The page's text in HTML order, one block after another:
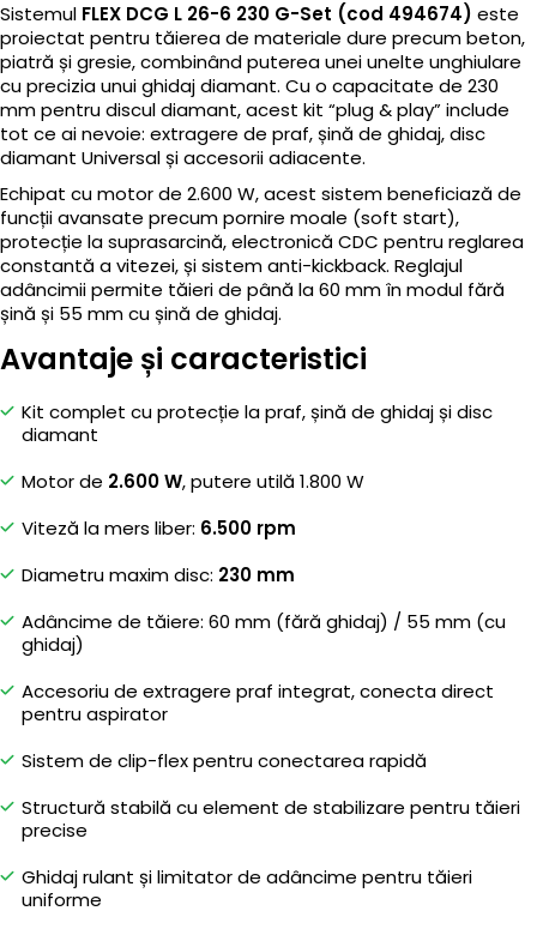
Sistemul FLEX DCG L 26-6 230 G-Set (cod 494674) este
proiectat pentru tăierea de materiale dure precum beton,
piatră și gresie, combinând puterea unei unelte unghiulare
cu precizia unui ghidaj diamant. Cu o capacitate de 230
mm pentru discul diamant, acest kit “plug & play” include
tot ce ai nevoie: extragere de praf, șină de ghidaj, disc
diamant Universal și accesorii adiacente.
Echipat cu motor de 2.600 W, acest sistem beneficiază de
funcții avansate precum pornire moale (soft start),
protecție la suprasarcină, electronică CDC pentru reglarea
constantă a vitezei, și sistem anti-kickback. Reglajul
adâncimii permite tăieri de până la 60 mm în modul fără
șină și 55 mm cu șină de ghidaj.
Avantaje și caracteristici
Kit complet cu protecție la praf, șină de ghidaj și disc
diamant
Motor de 2.600 W, putere utilă 1.800 W
Viteză la mers liber: 6.500 rpm
Diametru maxim disc: 230 mm
Adâncime de tăiere: 60 mm (fără ghidaj) / 55 mm (cu
ghidaj)
Accesoriu de extragere praf integrat, conecta direct
pentru aspirator
Sistem de clip-flex pentru conectarea rapidă
Structură stabilă cu element de stabilizare pentru tăieri
precise
Ghidaj rulant și limitator de adâncime pentru tăieri
uniforme